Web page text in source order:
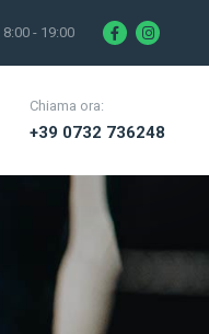
8:00 - 19:00
Chiama ora:
+39 0732 736248